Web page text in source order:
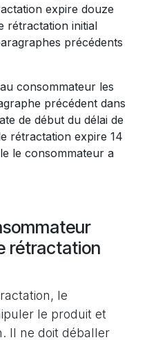
expire douze
rétractation initial
précédents
consommateur les
précédent dans
de début du délai de
rétractation expire 14
le consommateur a
rétractation
le
le produit et
Il ne doit déballer